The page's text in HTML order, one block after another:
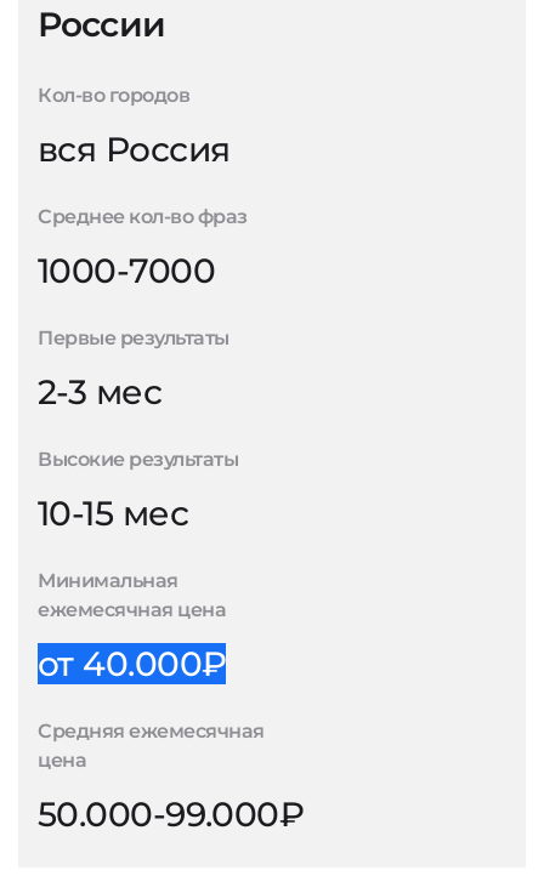
России
Кол-во городов
вся Россия
Среднее кол-во фраз
1000-7000
Первые результаты
2-3 мес
Высокие результаты
10-15 мес
Минимальная
ежемесячная цена
от 40.000₽
Средняя ежемесячная
цена
50.000-99.000₽